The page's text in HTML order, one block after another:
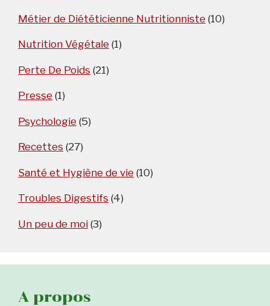
Métier de Diététicienne Nutritionniste (10)
Nutrition Végétale (1)
Perte De Poids (21)
Presse (1)
Psychologie (5)
Recettes (27)
Santé et Hygiène de vie (10)
Troubles Digestifs (4)
Un peu de moi (3)
A propos